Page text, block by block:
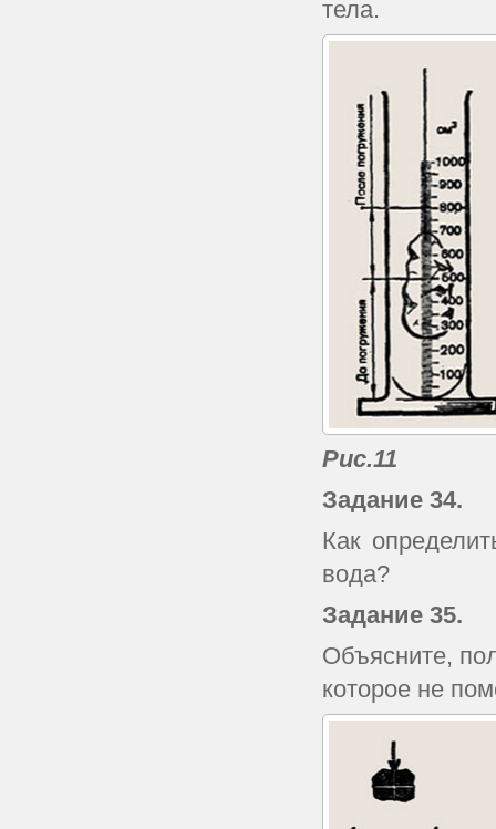
тела.
Рис.11
Задание 34.
Как
вода?
Задание 35.
Объясните,
которое не